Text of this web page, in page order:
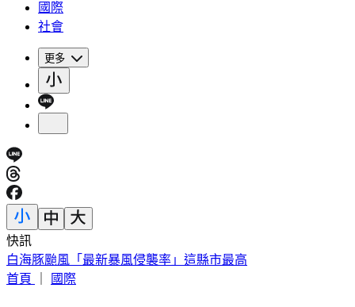
國際
社會
更多
快訊
任天堂財報亮眼！Switch 2銷量暴跌34% 九月調漲售價
首頁
國際